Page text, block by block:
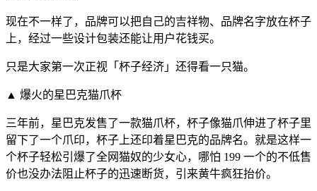
现在不一样了，品牌可以把自己的吉祥物、品牌名字放在杯子
上，经过一些设计包装还能让用户花钱买。
只是大家第一次正视「杯子经济」还得看一只猫。
▲ 爆火的星巴克猫爪杯
三年前，星巴克发售了一款猫爪杯，杯子像猫爪伸进了杯子里
留下了一个爪印，杯子上还印着星巴克的品牌名。就是这样一
个杯子轻松引爆了全网猫奴的少女心，哪怕 199 一个的不低售
价也没办法阻止杯子的迅速断货，引来黄牛疯狂抬价。